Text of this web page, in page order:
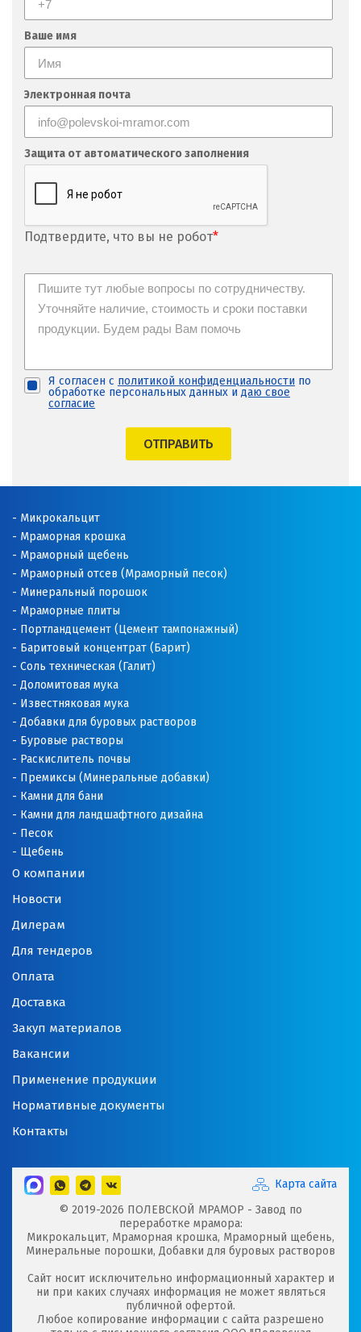
Ваше имя
Электронная почта
Защита от автоматического заполнения
Подтвердите, что вы не робот*
Я согласен с политикой конфиденциальности по
обработке персональных данных и даю свое
согласие
ОТПРАВИТЬ
О компании
Новости
Дилерам
Для тендеров
Оплата
Доставка
Закуп материалов
Вакансии
Применение продукции
Нормативные документы
Контакты
Микрокальцит
Мраморная крошка
Мраморный щебень
Мраморный отсев (Мраморный песок)
Минеральный порошок
Мраморные плиты
Портландцемент (Цемент тампонажный)
Баритовый концентрат (Барит)
Соль техническая (Галит)
Доломитовая мука
Известняковая мука
Добавки для буровых растворов
Буровые растворы
Раскислитель почвы
Премиксы (Минеральные добавки)
Камни для бани
Камни для ландшафтного дизайна
Песок
Щебень
Карта сайта
© 2019-2026 ПОЛЕВСКОЙ МРАМОР - Завод по
переработке мрамора:
Микрокальцит, Мраморная крошка, Мраморный щебень,
Минеральные порошки, Добавки для буровых растворов
Сайт носит исключительно информационный характер и
ни при каких случаях информация не может являться
публичной офертой.
Любое копирование информации с сайта разрешено